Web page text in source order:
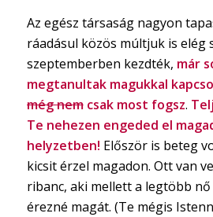
Az egész társaság nagyon
ráadásul közös múltjuk is elég
szeptemberben kezdték, már
megtanultak magukkal
még nemcsak most fogsz.
Te nehezen engeded el
helyzetben! Először is beteg
kicsit érzel magadon. Ott van
ribanc, aki mellett a legtöbb
érezné magát. (Te mégis